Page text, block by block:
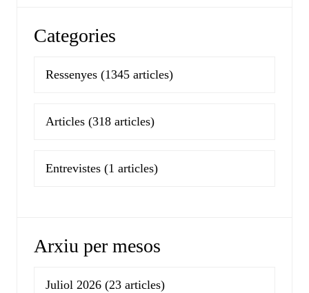
Categories
Ressenyes (1345 articles)
Articles (318 articles)
Entrevistes (1 articles)
Arxiu per mesos
Juliol 2026 (23 articles)